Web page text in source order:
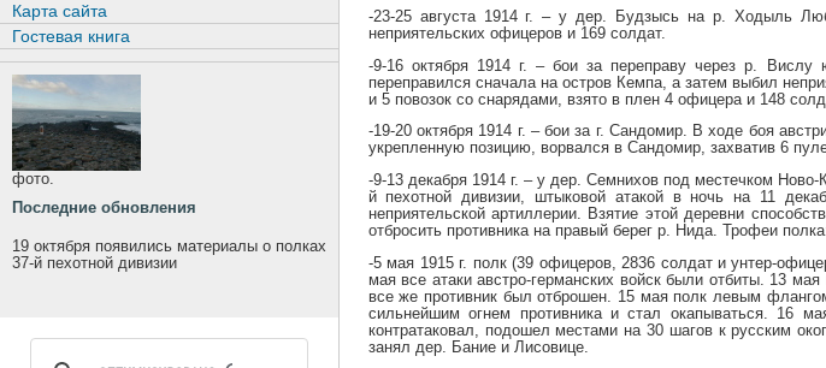
-23-25 августа 1914 г. – у дер. Будзысь на р. Ходыль
неприятельских офицеров и 169 солдат.
-9-16 октября 1914 г. – бои за переправу через р.
переправился сначала на остров Кемпа, а затем выбил
и 5 повозок со снарядами, взято в плен 4 офицера и 148
-19-20 октября 1914 г. – бои за г. Сандомир. В ходе боя
укрепленную позицию, ворвался в Сандомир, захватив 6
-9-13 декабря 1914 г. – у дер. Семнихов под местечком
й пехотной дивизии, штыковой атакой в ночь на 11
неприятельской артиллерии. Взятие этой деревни
отбросить противника на правый берег р. Нида. Трофеи
-5 мая 1915 г. полк (39 офицеров, 2836 солдат и унтер-
мая все атаки австро-германских войск были отбиты. 13
все же противник был отброшен. 15 мая полк левым
сильнейшим огнем противника и стал окапываться. 16
контратаковал, подошел местами на 30 шагов к русским
занял дер. Бание и Лисовице.
Карта сайта
Гостевая книга
фото.
Последние обновления
19 октября появились материалы о полках
37-й пехотной дивизии